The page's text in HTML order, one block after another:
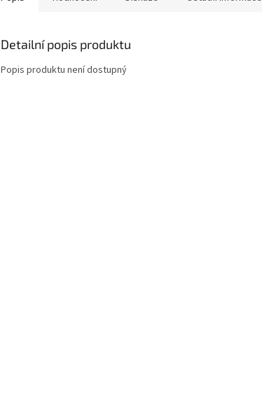
Detailní popis produktu
Popis produktu není dostupný